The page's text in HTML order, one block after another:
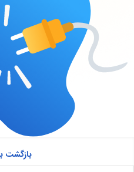
بازگشت